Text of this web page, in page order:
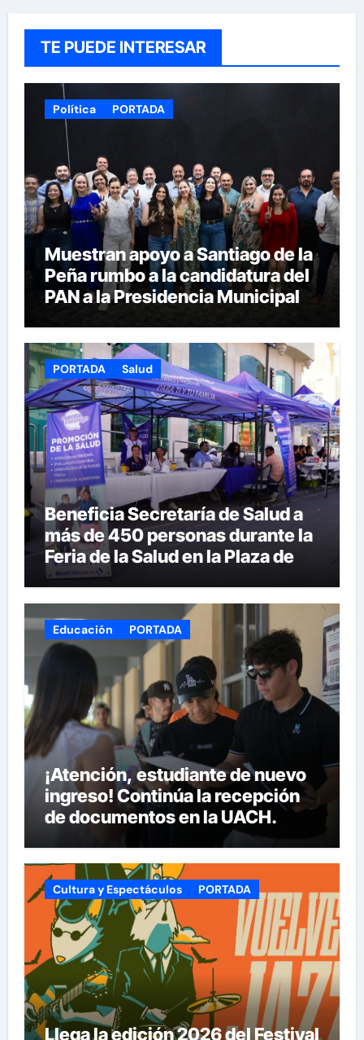
TE PUEDE INTERESAR
Política PORTADA
Muestran apoyo a Santiago de la
Peña rumbo a la candidatura del
PAN a la Presidencia Municipal
PORTADA Salud
Beneficia Secretaría de Salud a
más de 450 personas durante la
Feria de la Salud en la Plaza de
Armas
Educación PORTADA
¡Atención, estudiante de nuevo
ingreso! Continúa la recepción
de documentos en la UACH.
Cultura y Espectáculos PORTADA
Llega la edición 2026 del Festival